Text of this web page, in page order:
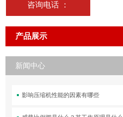
咨询电话 ：
15800398799
产品展示
新闻中心
影响压缩机性能的因素有哪些